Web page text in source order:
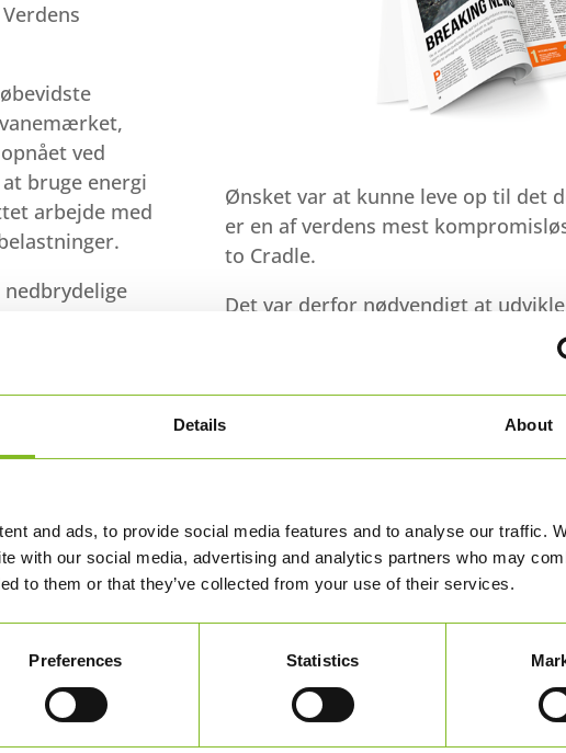
Details About
and ads, to provide social media features and to analyse our traffic.
with our social media, advertising and analytics partners who may
to them or that they’ve collected from your use of their services.
Preferences Statistics
ved
bruge energi
arbejde med
nedbrydelige
kemikalier
fik vi
Ønsket var at kunne leve op til det
er en af verdens mest
to Cradle.
Det var derfor nødvendigt at
selv, dvs. papir, karton, farver, lak,
med ambitiøse og fremsynede